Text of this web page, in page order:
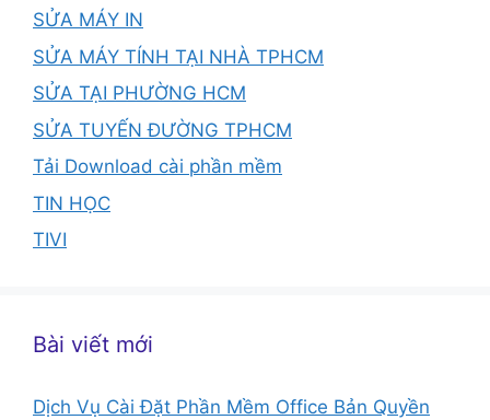
SỬA MÁY IN
SỬA MÁY TÍNH TẠI NHÀ TPHCM
SỬA TẠI PHƯỜNG HCM
SỬA TUYẾN ĐƯỜNG TPHCM
Tải Download cài phần mềm
TIN HỌC
TIVI
Bài viết mới
Dịch Vụ Cài Đặt Phần Mềm Office Bản Quyền